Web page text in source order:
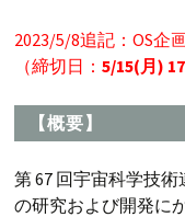
2023/5/8追記：OS企
（締切日：5/15(月)
【概要】
第 67 回宇宙科学技
の研究および開発に